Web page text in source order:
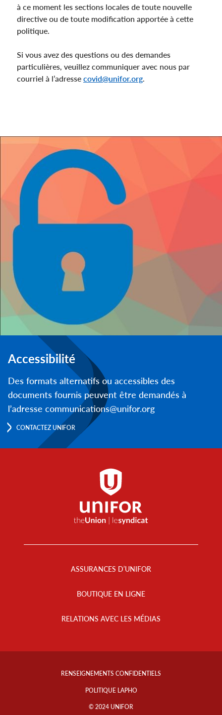
à ce moment les sections locales de toute nouvelle
directive ou de toute modification apportée à cette
politique.
Si vous avez des questions ou des demandes
particulières, veuillez communiquer avec nous par
courriel à l’adresse covid@unifor.org.
Accessibilité
Des formats alternatifs ou accessibles des
documents fournis peuvent être demandés à
l’adresse communications@unifor.org
CONTACTEZ UNIFOR
ASSURANCES D’UNIFOR
BOUTIQUE EN LIGNE
RELATIONS AVEC LES MÉDIAS
Footer
RENSEIGNEMENTS CONFIDENTIELS
POLITIQUE LAPHO
© 2024 UNIFOR